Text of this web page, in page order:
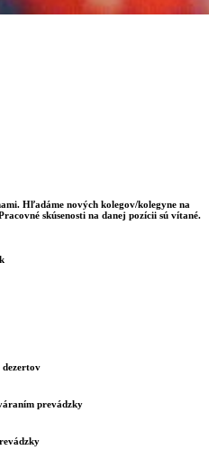
Hľadáme nových kolegov/kolegyne na
skúsenosti na danej pozícii sú vítané.
prevádzky